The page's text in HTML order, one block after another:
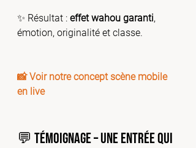
✨ Résultat : effet wahou garanti,
émotion, originalité et classe.
📸 Voir notre concept scène mobile
en live
💬 Témoignage – Une entrée qui